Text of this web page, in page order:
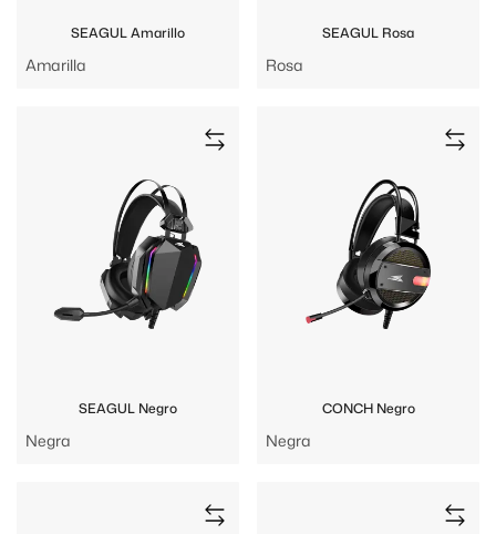
SEAGUL Amarillo
Amarilla
SEAGUL Rosa
Rosa
SEAGUL Negro
Negra
CONCH Negro
Negra